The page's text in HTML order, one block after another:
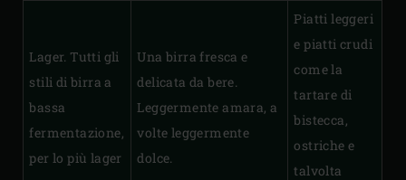
Lager. Tutti gli
stili di birra a
bassa
fermentazione,
per lo più lager
Una birra fresca e
delicata da bere.
Leggermente amara, a
volte leggermente
dolce.
Piatti leggeri
e piatti crudi
come la
tartare di
bistecca,
ostriche e
talvolta